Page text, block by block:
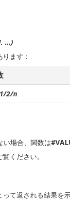
...)
ます：
2/n
い場合、関数は
ください。
って返される結果を